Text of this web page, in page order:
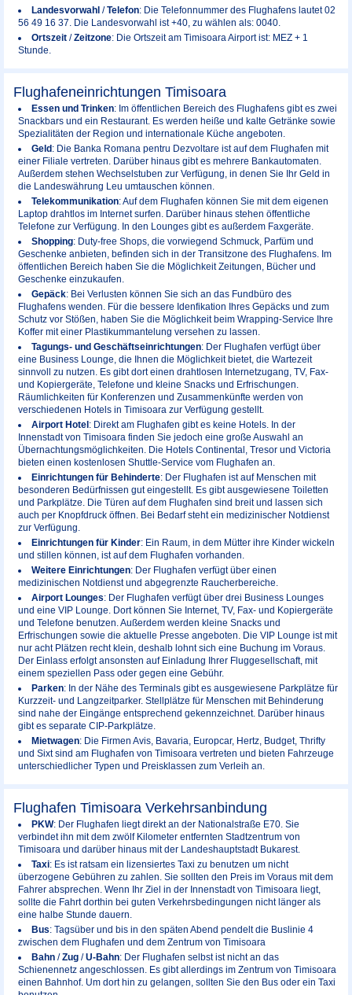
Landesvorwahl /Telefon: Die Telefonnummer des Flughafens lautet 02
56 49 16 37. Die Landesvorwahl ist +40, zu wählen als: 0040.
Ortszeit /Zeitzone: Die Ortszeit am Timisoara Airport ist: MEZ + 1
Stunde.
Flughafeneinrichtungen Timisoara
Essen und Trinken: Im öffentlichen Bereich des Flughafens gibt es zwei
Snackbars und ein Restaurant. Es werden heiße und kalte Getränke sowie
Spezialitäten der Region und internationale Küche angeboten.
Geld: Die Banka Romana pentru Dezvoltare ist auf dem Flughafen mit
einer Filiale vertreten. Darüber hinaus gibt es mehrere Bankautomaten.
Außerdem stehen Wechselstuben zur Verfügung, in denen Sie Ihr Geld in
die Landeswährung Leu umtauschen können.
Telekommunikation: Auf dem Flughafen können Sie mit dem eigenen
Laptop drahtlos im Internet surfen. Darüber hinaus stehen öffentliche
Telefone zur Verfügung. In den Lounges gibt es außerdem Faxgeräte.
Shopping: Duty-free Shops, die vorwiegend Schmuck, Parfüm und
Geschenke anbieten, befinden sich in der Transitzone des Flughafens. Im
öffentlichen Bereich haben Sie die Möglichkeit Zeitungen, Bücher und
Geschenke einzukaufen.
Gepäck: Bei Verlusten können Sie sich an das Fundbüro des
Flughafens wenden. Für die bessere Idenfikation Ihres Gepäcks und zum
Schutz vor Stößen, haben Sie die Möglichkeit beim Wrapping-Service Ihre
Koffer mit einer Plastikummantelung versehen zu lassen.
Tagungs- und Geschäftseinrichtungen: Der Flughafen verfügt über
eine Business Lounge, die Ihnen die Möglichkeit bietet, die Wartezeit
sinnvoll zu nutzen. Es gibt dort einen drahtlosen Internetzugang, TV, Fax-
und Kopiergeräte, Telefone und kleine Snacks und Erfrischungen.
Räumlichkeiten für Konferenzen und Zusammenkünfte werden von
verschiedenen Hotels in Timisoara zur Verfügung gestellt.
Airport Hotel: Direkt am Flughafen gibt es keine Hotels. In der
Innenstadt von Timisoara finden Sie jedoch eine große Auswahl an
Übernachtungsmöglichkeiten. Die Hotels Continental, Tresor und Victoria
bieten einen kostenlosen Shuttle-Service vom Flughafen an.
Einrichtungen für Behinderte: Der Flughafen ist auf Menschen mit
besonderen Bedürfnissen gut eingestellt. Es gibt ausgewiesene Toiletten
und Parkplätze. Die Türen auf dem Flughafen sind breit und lassen sich
auch per Knopfdruck öffnen. Bei Bedarf steht ein medizinischer Notdienst
zur Verfügung.
Einrichtungen für Kinder: Ein Raum, in dem Mütter ihre Kinder wickeln
und stillen können, ist auf dem Flughafen vorhanden.
Weitere Einrichtungen: Der Flughafen verfügt über einen
medizinischen Notdienst und abgegrenzte Raucherbereiche.
Airport Lounges: Der Flughafen verfügt über drei Business Lounges
und eine VIP Lounge. Dort können Sie Internet, TV, Fax- und Kopiergeräte
und Telefone benutzen. Außerdem werden kleine Snacks und
Erfrischungen sowie die aktuelle Presse angeboten. Die VIP Lounge ist mit
nur acht Plätzen recht klein, deshalb lohnt sich eine Buchung im Voraus.
Der Einlass erfolgt ansonsten auf Einladung Ihrer Fluggesellschaft, mit
einem speziellen Pass oder gegen eine Gebühr.
Parken: In der Nähe des Terminals gibt es ausgewiesene Parkplätze für
Kurzzeit- und Langzeitparker. Stellplätze für Menschen mit Behinderung
sind nahe der Eingänge entsprechend gekennzeichnet. Darüber hinaus
gibt es separate CIP-Parkplätze.
Mietwagen: Die Firmen Avis, Bavaria, Europcar, Hertz, Budget, Thrifty
und Sixt sind am Flughafen von Timisoara vertreten und bieten Fahrzeuge
unterschiedlicher Typen und Preisklassen zum Verleih an.
Flughafen Timisoara Verkehrsanbindung
PKW: Der Flughafen liegt direkt an der Nationalstraße E70. Sie
verbindet ihn mit dem zwölf Kilometer entfernten Stadtzentrum von
Timisoara und darüber hinaus mit der Landeshauptstadt Bukarest.
Taxi: Es ist ratsam ein lizensiertes Taxi zu benutzen um nicht
überzogene Gebühren zu zahlen. Sie sollten den Preis im Voraus mit dem
Fahrer absprechen. Wenn Ihr Ziel in der Innenstadt von Timisoara liegt,
sollte die Fahrt dorthin bei guten Verkehrsbedingungen nicht länger als
eine halbe Stunde dauern.
Bus: Tagsüber und bis in den späten Abend pendelt die Buslinie 4
zwischen dem Flughafen und dem Zentrum von Timisoara
Bahn /Zug /U-Bahn: Der Flughafen selbst ist nicht an das
Schienennetz angeschlossen. Es gibt allerdings im Zentrum von Timisoara
einen Bahnhof. Um dort hin zu gelangen, sollten Sie den Bus oder ein Taxi